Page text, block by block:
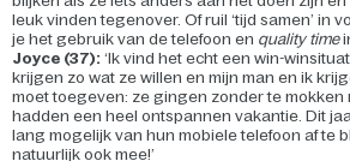
leuk vinden tegenover. Of ruil ‘tijd samen’ in
je het gebruik van de telefoon en quality time
Joyce (37): ‘Ik vind het echt een win-
krijgen zo wat ze willen en mijn man en ik
moet toegeven: ze gingen zonder te mokken
hadden een heel ontspannen vakantie. Dit
lang mogelijk van hun mobiele telefoon af te
natuurlijk ook mee!’